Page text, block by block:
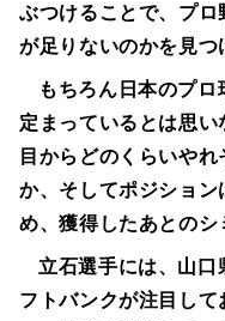
ぶつけることで、プ
が足りないのかを見つ
もちろん日本のプ
定まっているとは思
目からどのくらいや
か、そしてポジショ
め、獲得したあとのシ
立石選手には、山口
フトバンクが注目し